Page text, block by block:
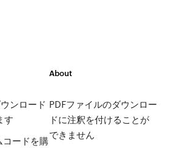
ンロード
す
コードを購
About
PDFファイルのダウンロー
ドに注釈を付けることが
できません